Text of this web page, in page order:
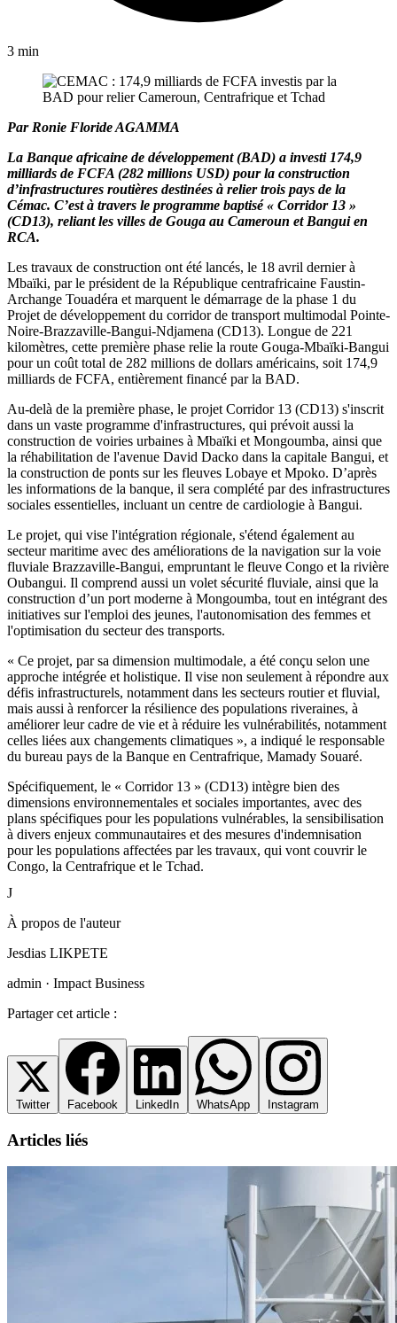
3 min
Par Ronie Floride AGAMMA
La Banque africaine de développement (BAD) a investi 174,9
milliards de FCFA (282 millions USD) pour la construction
d’infrastructures routières destinées à relier trois pays de la
Cémac. C’est à travers le programme baptisé « Corridor 13 »
(CD13), reliant les villes de Gouga au Cameroun et Bangui en
RCA.
Les travaux de construction ont été lancés, le 18 avril dernier à
Mbaïki, par le président de la République centrafricaine Faustin-
Archange Touadéra et marquent le démarrage de la phase 1 du
Projet de développement du corridor de transport multimodal Pointe-
Noire-Brazzaville-Bangui-Ndjamena (CD13). Longue de 221
kilomètres, cette première phase relie la route Gouga-Mbaïki-Bangui
pour un coût total de 282 millions de dollars américains, soit 174,9
milliards de FCFA, entièrement financé par la BAD.
Au-delà de la première phase, le projet Corridor 13 (CD13) s'inscrit
dans un vaste programme d'infrastructures, qui prévoit aussi la
construction de voiries urbaines à Mbaïki et Mongoumba, ainsi que
la réhabilitation de l'avenue David Dacko dans la capitale Bangui, et
la construction de ponts sur les fleuves Lobaye et Mpoko. D’après
les informations de la banque, il sera complété par des infrastructures
sociales essentielles, incluant un centre de cardiologie à Bangui.
Le projet, qui vise l'intégration régionale, s'étend également au
secteur maritime avec des améliorations de la navigation sur la voie
fluviale Brazzaville-Bangui, empruntant le fleuve Congo et la rivière
Oubangui. Il comprend aussi un volet sécurité fluviale, ainsi que la
construction d’un port moderne à Mongoumba, tout en intégrant des
initiatives sur l'emploi des jeunes, l'autonomisation des femmes et
l'optimisation du secteur des transports.
« Ce projet, par sa dimension multimodale, a été conçu selon une
approche intégrée et holistique. Il vise non seulement à répondre aux
défis infrastructurels, notamment dans les secteurs routier et fluvial,
mais aussi à renforcer la résilience des populations riveraines, à
améliorer leur cadre de vie et à réduire les vulnérabilités, notamment
celles liées aux changements climatiques », a indiqué le responsable
du bureau pays de la Banque en Centrafrique, Mamady Souaré.
Spécifiquement, le « Corridor 13 » (CD13) intègre bien des
dimensions environnementales et sociales importantes, avec des
plans spécifiques pour les populations vulnérables, la sensibilisation
à divers enjeux communautaires et des mesures d'indemnisation
pour les populations affectées par les travaux, qui vont couvrir le
Congo, la Centrafrique et le Tchad.
J
À propos de l'auteur
Jesdias LIKPETE
admin · Impact Business
Partager cet article :
Twitter Facebook LinkedIn WhatsApp Instagram
Articles liés